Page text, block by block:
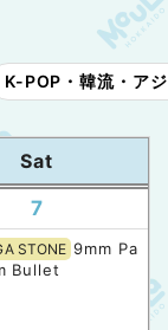
K-POP・韓流・ア
Sat
7
STONE 9mm Pa
Bullet